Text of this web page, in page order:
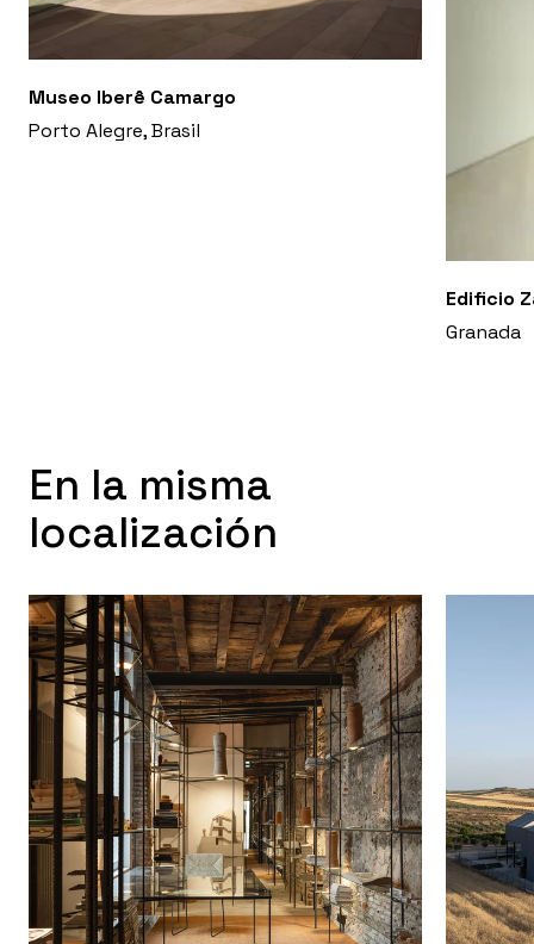
Museo Iberê Camargo
Porto Alegre, Brasil
Edificio
Granada
En la misma
localización